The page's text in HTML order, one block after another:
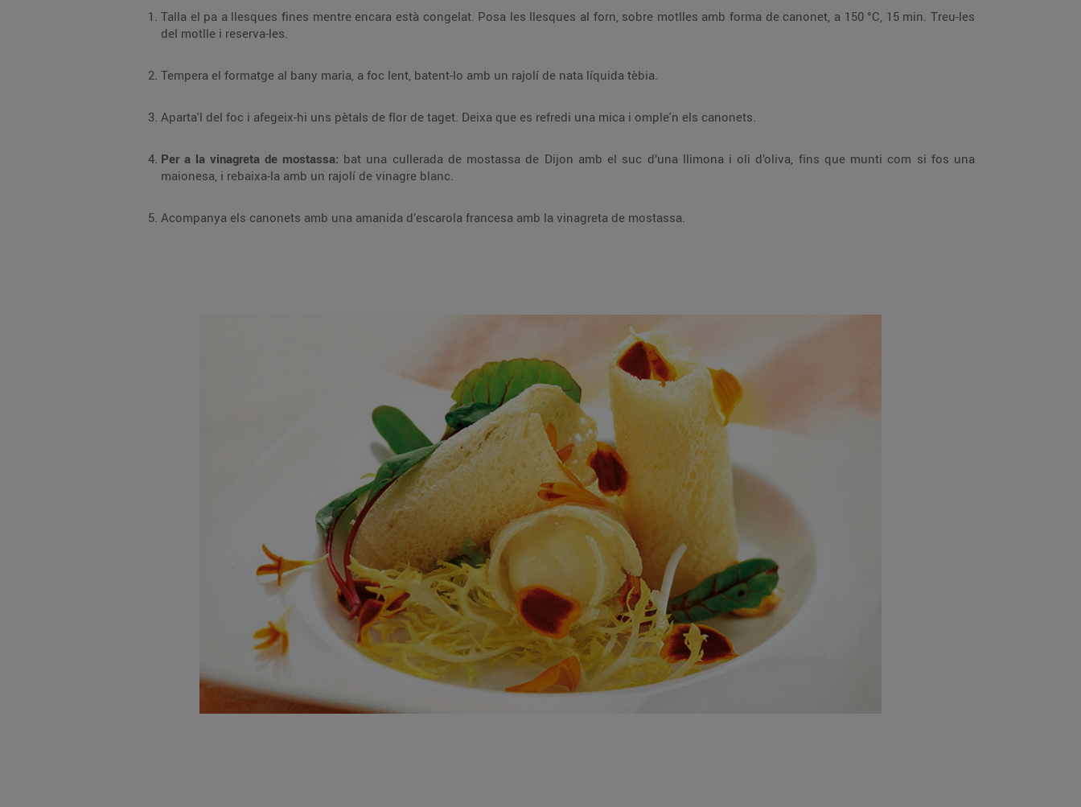
Talla el pa a llesques fines mentre encara està congelat. Posa les llesques al forn, sobre motlles amb forma de canonet, a 150 °C, 15 min. Treu-les
del motlle i reserva-les.
Tempera el formatge al bany maria, a foc lent, batent-lo amb un rajolí de nata líquida tèbia.
Aparta'l del foc i afegeix-hi uns pètals de flor de taget. Deixa que es refredi una mica i omple'n els canonets.
Per a la vinagreta de mostassa: bat una cullerada de mostassa de Dijon amb el suc d’una llimona i oli d’oliva, fins que munti com si fos una
maionesa, i rebaixa-la amb un rajolí de vinagre blanc.
Acompanya els canonets amb una amanida d’escarola francesa amb la vinagreta de mostassa.